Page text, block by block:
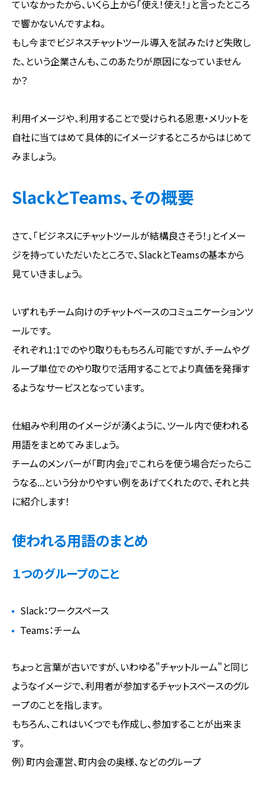
ていなかったから、いくら上から「使え！使え！」と言ったところ
で響かないんですよね。
もし今までビジネスチャットツール導入を試みたけど失敗し
た、という企業さんも、このあたりが原因になっていません
か？
利用イメージや、利用することで受けられる恩恵・メリットを
自社に当てはめて具体的にイメージするところからはじめて
みましょう。
SlackとTeams、その概要
さて、「ビジネスにチャットツールが結構良さそう！」とイメー
ジを持っていただいたところで、SlackとTeamsの基本から
見ていきましょう。
いずれもチーム向けのチャットベースのコミュニケーションツ
ールです。
それぞれ1:1でのやり取りももちろん可能ですが、チームやグ
ループ単位でのやり取りで活用することでより真価を発揮す
るようなサービスとなっています。
仕組みや利用のイメージが湧くように、ツール内で使われる
用語をまとめてみましょう。
チームのメンバーが「町内会」でこれらを使う場合だったらこ
うなる...という分かりやすい例をあげてくれたので、それと共
に紹介します！
使われる用語のまとめ
１つのグループのこと
Slack：ワークスペース
Teams：チーム
ちょっと言葉が古いですが、いわゆる"チャットルーム"と同じ
ようなイメージで、利用者が参加するチャットスペースのグル
ープのことを指します。
もちろん、これはいくつでも作成し、参加することが出来ま
す。
例）町内会運営、町内会の奥様、などのグループ